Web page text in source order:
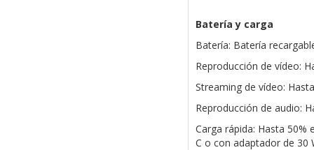
Batería y carga
Batería: Batería
Reproducción de vídeo:
Streaming de vídeo:
Reproducción de audio:
Carga rápida: Hasta
C o con adaptador de 30